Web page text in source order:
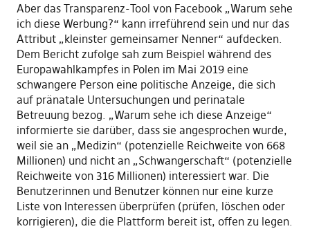
Aber das Transparenz-Tool von Facebook „Warum sehe
ich diese Werbung?“ kann irreführend sein und nur das
Attribut „kleinster gemeinsamer Nenner“ aufdecken.
Dem Bericht zufolge sah zum Beispiel während des
Europawahlkampfes in Polen im Mai 2019 eine
schwangere Person eine politische Anzeige, die sich
auf pränatale Untersuchungen und perinatale
Betreuung bezog. „Warum sehe ich diese Anzeige“
informierte sie darüber, dass sie angesprochen wurde,
weil sie an „Medizin“ (potenzielle Reichweite von 668
Millionen) und nicht an „Schwangerschaft“ (potenzielle
Reichweite von 316 Millionen) interessiert war. Die
Benutzerinnen und Benutzer können nur eine kurze
Liste von Interessen überprüfen (prüfen, löschen oder
korrigieren), die die Plattform bereit ist, offen zu legen.